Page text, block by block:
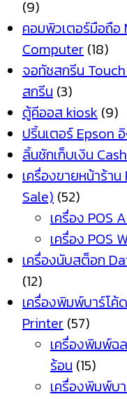
(9)
คอมพิวเตอร์มือถือ
Computer (18)
จอทัชสกรีน
สกรีน (3)
ตู้คีออส kiosk (9)
ปริ้นเตอร์ Epson
ลิ้นชักเก็บเงิน
เครื่องขายหน้าร้า
Sale) (52)
เครื่อง POS
เครื่อง POS
เครื่องนับสต็อก
(12)
เครื่องพิมพ์บาร์โค้
Printer (57)
เครื่องพิมพ์ฉ
ร้อน (15)
เครื่องพิมพ์บ